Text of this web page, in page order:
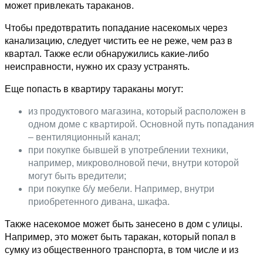
может привлекать тараканов.
Чтобы предотвратить попадание насекомых через
канализацию, следует чистить ее не реже, чем раз в
квартал. Также если обнаружились какие-либо
неисправности, нужно их сразу устранять.
Еще попасть в квартиру тараканы могут:
из продуктового магазина, который расположен в
одном доме с квартирой. Основной путь попадания
– вентиляционный канал;
при покупке бывшей в употреблении техники,
например, микроволновой печи, внутри которой
могут быть вредители;
при покупке б/у мебели. Например, внутри
приобретенного дивана, шкафа.
Также насекомое может быть занесено в дом с улицы.
Например, это может быть таракан, который попал в
сумку из общественного транспорта, в том числе и из